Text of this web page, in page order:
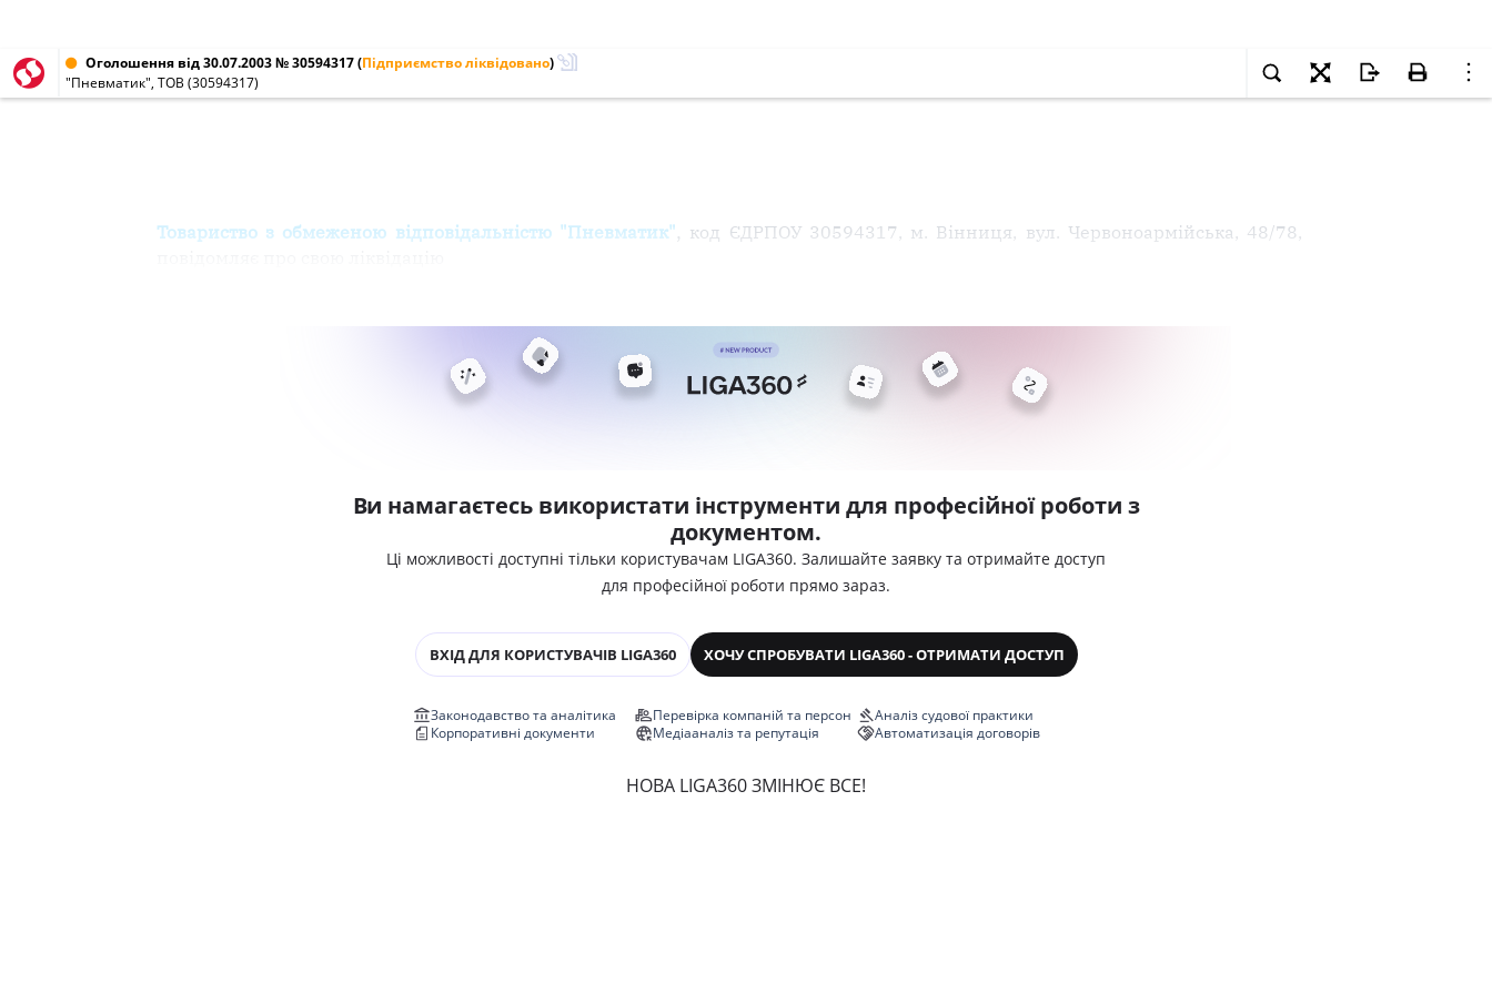
Оголошення від 30.07.2003 № 30594317(Підприємство ліквідовано)
"Пневматик", ТОВ (30594317)
Товариство з обмеженою відповідальністю "Пневматик", код ЄДРПОУ 30594317, м. Вінниця, вул. Червоноармійська, 48/78,
Ви намагаєтесь використати інструменти для професійної роботи з
документом.
Ці можливості доступні тільки користувачам LIGA360. Залишайте заявку та отримайте доступ
для професійної роботи прямо зараз.
ВХІД ДЛЯ КОРИСТУВАЧІВ LIGA360 ХОЧУ СПРОБУВАТИ LIGA360 - ОТРИМАТИ ДОСТУП
Законодавство та аналітика
Корпоративні документи
Перевірка компаній та персон
Медіааналіз та репутація
Аналіз судової практики
Автоматизація договорів
НОВА LIGA360 ЗМІНЮЄ ВСЕ!